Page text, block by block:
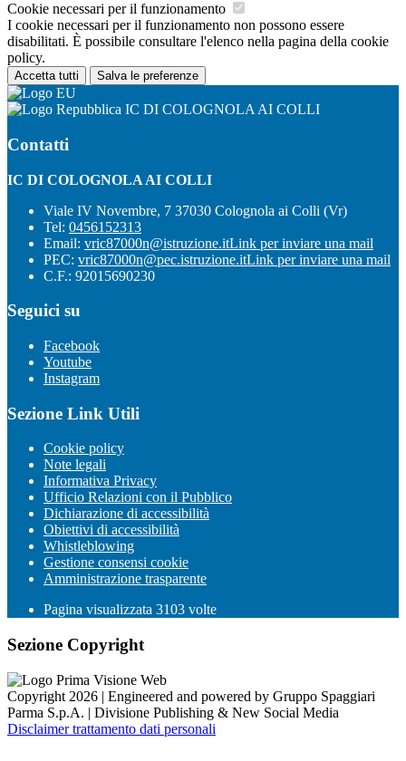
Cookie necessari per il funzionamento
I cookie necessari per il funzionamento non possono essere
disabilitati. È possibile consultare l'elenco nella pagina della cookie
policy.
Accetta tutti Salva le preferenze
IC DI COLOGNOLA AI COLLI
Contatti
IC DI COLOGNOLA AI COLLI
Viale IV Novembre, 7 37030 Colognola ai Colli (Vr)
Tel: 0456152313
Email: vric87000n@istruzione.itLink per inviare una mail
PEC: vric87000n@pec.istruzione.itLink per inviare una mail
C.F.: 92015690230
Seguici su
Facebook
Youtube
Instagram
Sezione Link Utili
Cookie policy
Note legali
Informativa Privacy
Ufficio Relazioni con il Pubblico
Dichiarazione di accessibilità
Obiettivi di accessibilità
Whistleblowing
Gestione consensi cookie
Amministrazione trasparente
Pagina visualizzata 3103 volte
Sezione Copyright
Copyright 2026 | Engineered and powered by Gruppo Spaggiari
Parma S.p.A. | Divisione Publishing & New Social Media
Disclaimer trattamento dati personali